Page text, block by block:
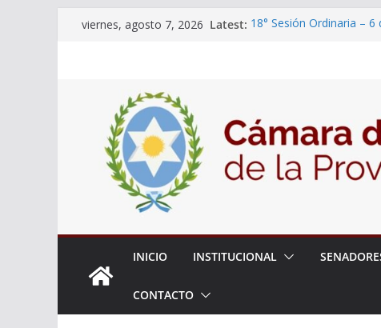
Skipviernes, agosto 7, 2026 Latest: 18° Sesión Ordinaria – 6
Expte. Nº 90-34.516/
de Protección y Control
INICIO INSTITUCIONAL
CONTACTO